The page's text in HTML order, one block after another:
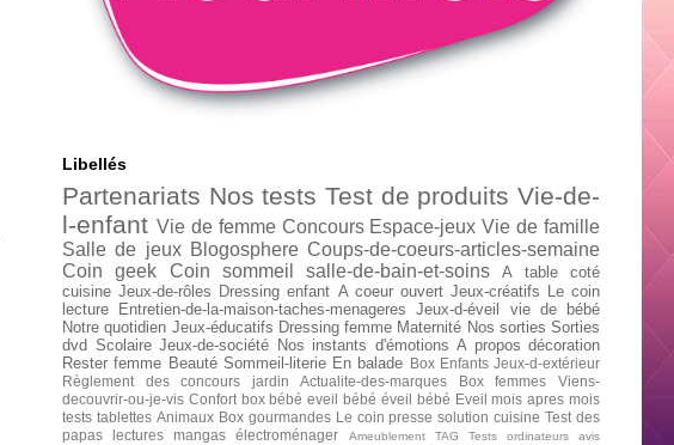
Libellés
Partenariats Nos tests Test de produits Vie-de-
l-enfant Vie de femme Concours Espace-jeux Vie de famille
Salle de jeux Blogosphere Coups-de-coeurs-articles-semaine
Coin geek
Coin sommeil salle-de-bain-et-soins A table
coté
cuisine Jeux-de-rôles Dressing enfant A coeur ouvert Jeux-créatifs Le coin
lecture
Entretien-de-la-maison-taches-menageres Jeux-d-éveil
vie de bébé
Notre quotidien Jeux-éducatifs Dressing femme Maternité Nos sorties Sorties
dvd Scolaire Jeux-de-société Nos instants d'émotions A propos décoration
Rester femme Beauté Sommeil-literie En balade Box Enfants Jeux-d-extérieur
Règlement des concours
jardin Actualite-des-marques Box femmes
Viens-
decouvrir-ou-je-vis Confort box bébé eveil bébé éveil bébé Eveil mois apres mois
tests tablettes Animaux Box gourmandes Le coin presse solution cuisine Test des
papas
lectures mangas électroménager Ameublement TAG Tests ordinateurs
avis